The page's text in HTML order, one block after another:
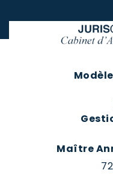
Maître